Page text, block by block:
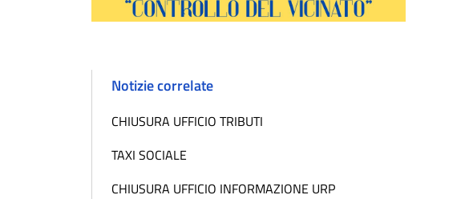
Notizie correlate
CHIUSURA UFFICIO TRIBUTI
TAXI SOCIALE
CHIUSURA UFFICIO INFORMAZIONE URP